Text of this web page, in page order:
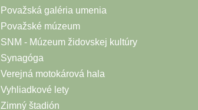
Považská galéria umenia
Považské múzeum
SNM - Múzeum židovskej kultúry
Synagóga
Verejná motokárová hala
Vyhliadkové lety
Zimný štadión